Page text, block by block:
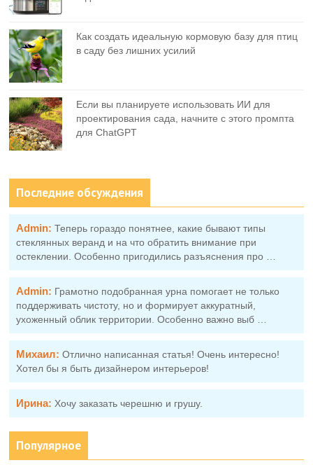
Как создать идеальную кормовую базу для птиц
в саду без лишних усилий
Если вы планируете использовать ИИ для
проектирования сада, начните с этого промпта
для ChatGPT
Последние обсуждения
Admin: Теперь гораздо понятнее, какие бывают типы
стеклянных веранд и на что обратить внимание при
остеклении. Особенно пригодились разъяснения про …
Admin: Грамотно подобранная урна помогает не только
поддерживать чистоту, но и формирует аккуратный,
ухоженный облик территории. Особенно важно выб …
Михаил: Отлично написанная статья! Очень интересно!
Хотел бы я быть дизайнером интерьеров!
Ирина: Хочу заказать черешню и грушу.
Популярное